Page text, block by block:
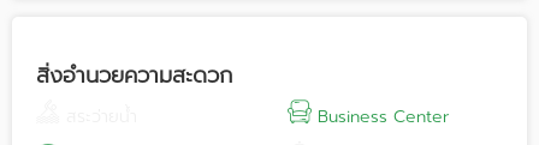
สิ่งอำนวยความสะดวก
Business Center